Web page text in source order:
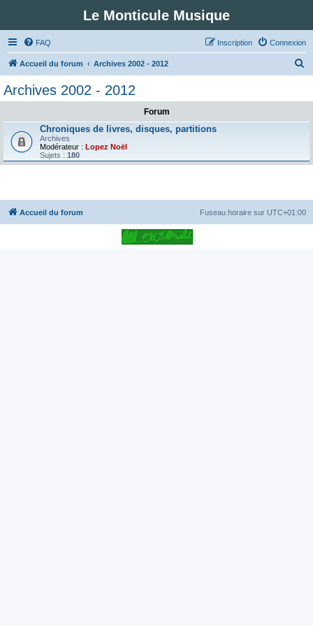
Le Monticule Musique
FAQ Connexion
Inscription
Accueil du forum Archives 2002 - 2012
c
r
Archives 2002 - 2012
Forum
Chroniques de livres, disques, partitions
Archives
Modérateur : Lopez Noël
Sujets : 180
Accueil du forum Fuseau horaire sur UTC+01:00